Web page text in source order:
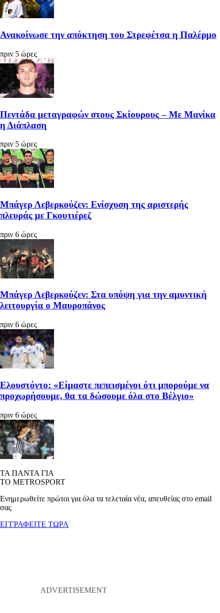
Ανακοίνωσε την απόκτηση του Στρεφέτσα η Παλέρμο
πριν 5 ώρες
Πεντάδα μεταγραφών στους Σκίουρους – Με Μανίκα
η Διάπλαση
πριν 5 ώρες
Μπάγερ Λεβερκούζεν: Ενίσχυση της αριστερής
πλευράς με Γκουτιέρεζ
πριν 6 ώρες
Μπάγερ Λεβερκούζεν: Στα υπόψη για την αμυντική
λειτουργία ο Μαυροπάνος
πριν 6 ώρες
Ελουστόντο: «Είμαστε πεπεισμένοι ότι μπορούμε να
προχωρήσουμε, θα τα δώσουμε όλα στο Βέλγιο»
πριν 6 ώρες
ΤΑ ΠΑΝΤΑ ΓΙΑ
ΤΟ METROSPORT
Ενημερωθείτε πρώτοι για όλα τα τελεταία νέα, απευθείας στο email
σας
ΕΓΓΡΑΦΕΙΤΕ ΤΩΡΑ